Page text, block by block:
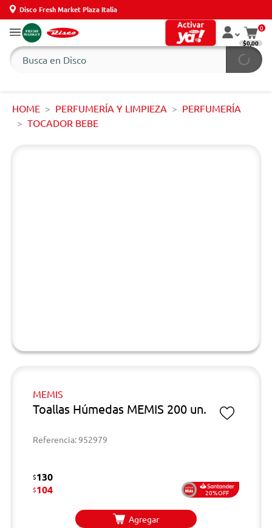
Disco Fresh Market Plaza Italia
0
$0,00
HOME PERFUMERÍA Y LIMPIEZA
PERFUMERÍA
TOCADOR BEBE
MEMIS
Toallas Húmedas MEMIS 200 un.
Referencia: 952979
$130
$104 20%OFF
Agregar